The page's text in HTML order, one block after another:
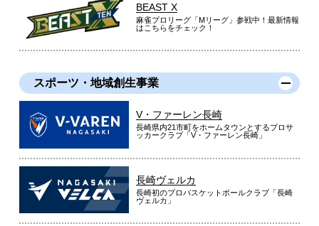
BEAST X
麻雀プロリーグ「Mリーグ」参戦中！最新情報
はこちらをチェック！
スポーツ・地域創生事業
V・ファーレン長崎
長崎県内21市町をホームタウンとするプロサ
ッカークラブ「V・ファーレン長崎」
長崎ヴェルカ
長崎初のプロバスケットボールクラブ「長崎
ヴェルカ」